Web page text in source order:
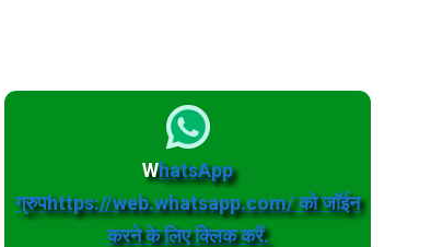
WhatsApp
ग्रुपhttps://web.whatsapp.com/ को जॉईन
करने के लिए क्लिक करें.